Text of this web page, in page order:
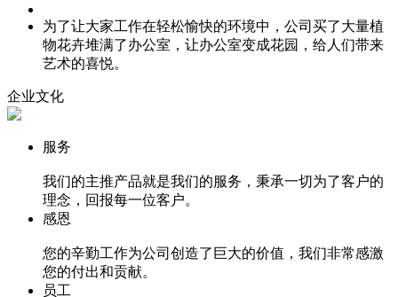
为了让大家工作在轻松愉快的环境中，公司买了大量植
物花卉堆满了办公室，让办公室变成花园，给人们带来
艺术的喜悦。
企业文化
服务
我们的主推产品就是我们的服务，秉承一切为了客户的
理念，回报每一位客户。
感恩
您的辛勤工作为公司创造了巨大的价值，我们非常感激
您的付出和贡献。
员工